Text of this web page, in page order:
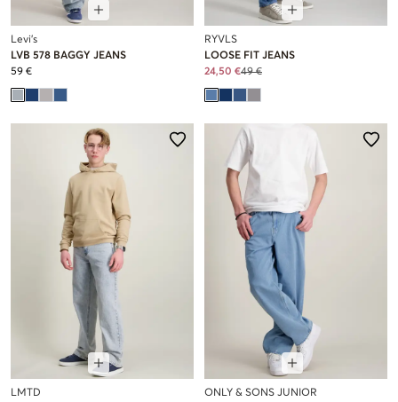
Levi's
LVB 578 BAGGY JEANS
59 €
RYVLS
LOOSE FIT JEANS
24,50 €49 €
LMTD
ONLY & SONS JUNIOR